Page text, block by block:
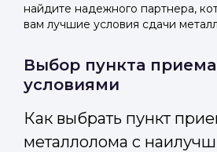
найдите надежного партнера,
вам лучшие условия сдачи
Выбор пункта
условиями
Как выбрать пункт
металлолома с